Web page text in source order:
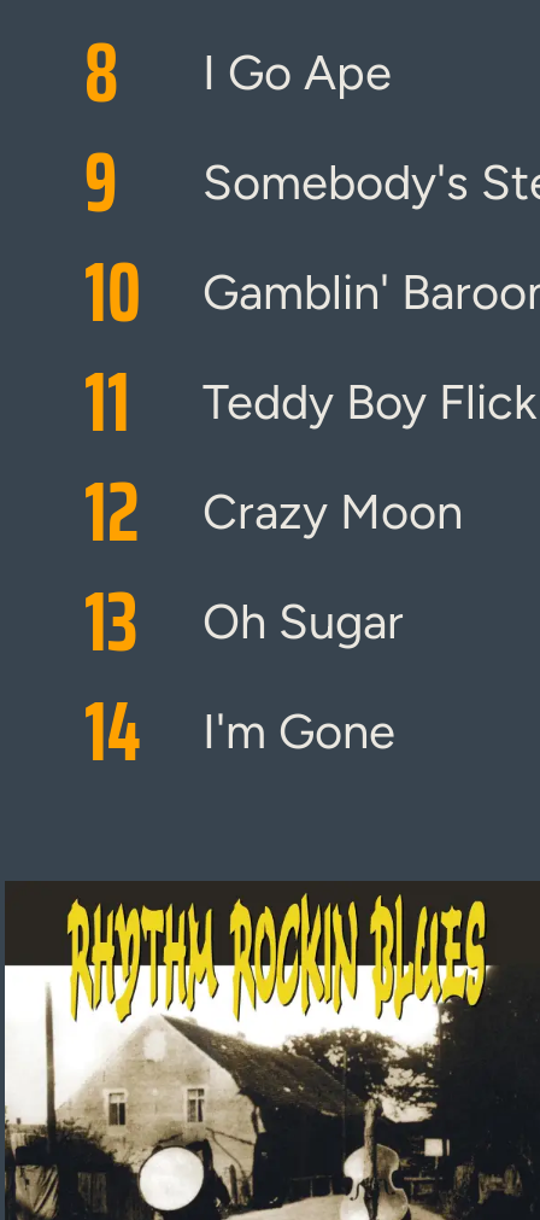
8 I Go Ape
9 Somebody's
10 Gamblin'
11 Teddy Boy
12 Crazy Moon
13 Oh Sugar
14 I'm Gone